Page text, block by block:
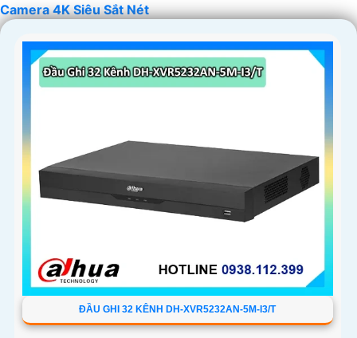
'Camera 4K Siêu Sắt Nét
ĐẦU GHI 32 KÊNH DH-XVR5232AN-5M-I3/T